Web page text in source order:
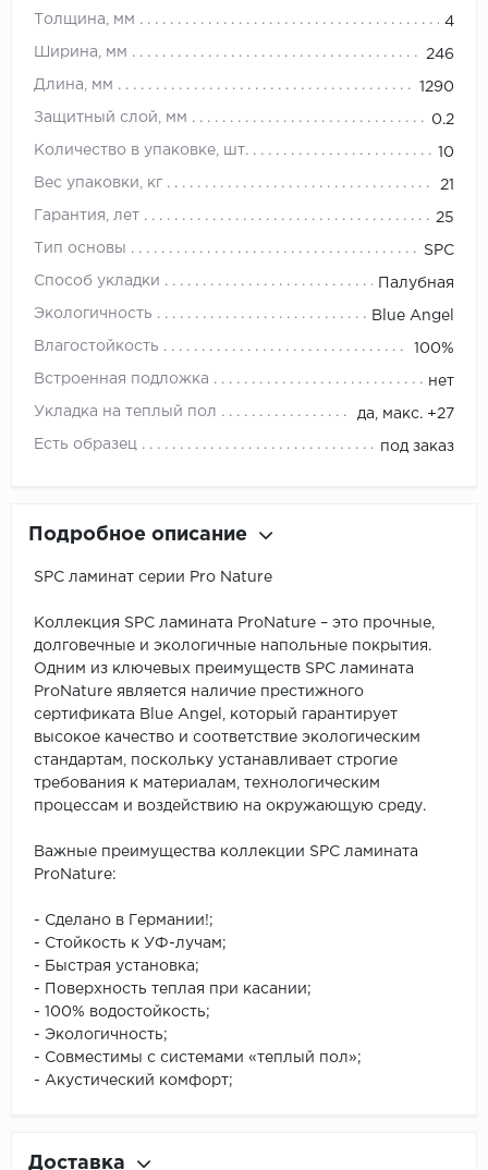
Толщина, мм 4
Ширина, мм 246
Длина, мм 1290
Защитный слой, мм 0.2
Количество в упаковке, шт. 10
Вес упаковки, кг 21
Гарантия, лет 25
Тип основы SPC
Способ укладки Палубная
Экологичность Blue Angel
Влагостойкость 100%
Встроенная подложка нет
Укладка на теплый пол да, макс. +27
Есть образец под заказ
Подробное описание
SPC ламинат серии Pro Nature
Коллекция SPC ламината ProNature – это прочные,
долговечные и экологичные напольные покрытия.
Одним из ключевых преимуществ SPC ламината
ProNature является наличие престижного
сертификата Blue Angel, который гарантирует
высокое качество и соответствие экологическим
стандартам, поскольку устанавливает строгие
требования к материалам, технологическим
процессам и воздействию на окружающую среду.
Важные преимущества коллекции SPC ламината
ProNature:
- Сделано в Германии!;
- Стойкость к УФ-лучам;
- Быстрая установка;
- Поверхность теплая при касании;
- 100% водостойкость;
- Экологичность;
- Совместимы с системами «теплый пол»;
- Акустический комфорт;
Доставка